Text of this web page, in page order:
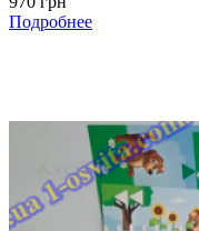
Подробнее